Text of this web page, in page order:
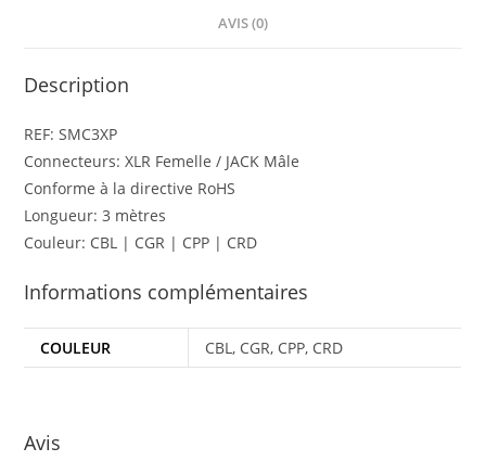
AVIS (0)
Description
REF: SMC3XP
Connecteurs:XLR Femelle / JACK Mâle
Conforme à la directive RoHS
Longueur:3 mètres
Couleur: CBL | CGR | CPP | CRD
Informations complémentaires
COULEUR CBL, CGR, CPP, CRD
Avis